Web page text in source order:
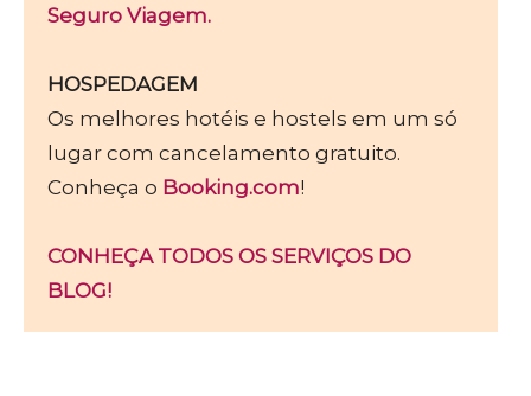
Seguro Viagem.
HOSPEDAGEM
Os melhores hotéis e hostels em um só
lugar com cancelamento gratuito.
Conheça o Booking.com!
CONHEÇA TODOS OS SERVIÇOS DO
BLOG!